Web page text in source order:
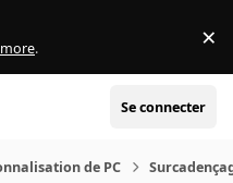
. ×
Se connecter
de PC